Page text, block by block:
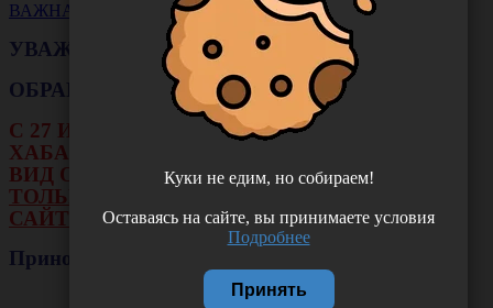
ВАЖНАЯ НОВОСТЬ
УВАЖАЕМЫЕ КЛИЕНТЫ!
ОБРАЩАЕМ ВАШЕ ВНИМАНИЕ!!!
С 27 ИЮЛЯ ПО 16 АВГУСТА В ФИЛИАЛЕ Г.
ХАБАРОВСКА НЕ БУДЕТ ДЕЙСТВОВАТЬ
ВИД ОПЛАТЫ: НАЛИЧНЫЕ И ТЕРМИНАЛ.
ТОЛЬКО ОПЛАТА ОНЛАЙН НА НАШЕМ
САЙТЕ ИЛИ ЧЕРЕЗ РАСЧЕТНЫЙ СЧЕТ.
Приносим свои извинения!
Куки не едим, но собираем!
Оставаясь на сайте, вы принимаете условия
Подробнее
Принять